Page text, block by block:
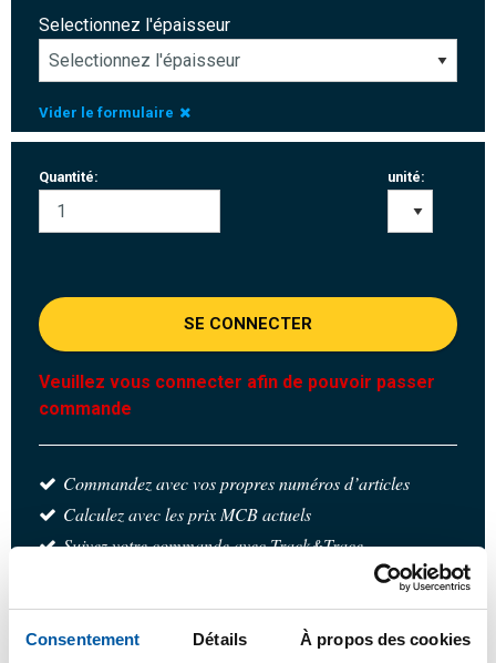
Consentement Détails À propos des cookies
Selectionnez l'épaisseur
Vider le formulaire
Quantité: unité:
SE CONNECTER
Veuillez vous connecter afin de pouvoir passer
commande
Commandez avec vos propres numéros d’articles
Calculez avec les prix MCB actuels
Suivez votre commande avec Track&Trace